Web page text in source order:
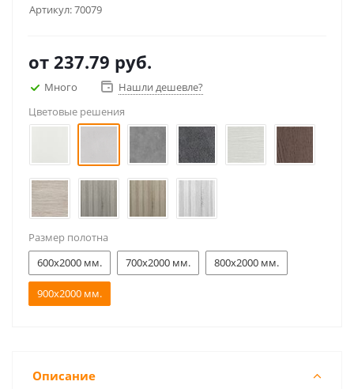
Артикул:70079
от 237.79 руб.
Много
Нашли дешевле?
Цветовые решения
Размер полотна
600x2000 мм.
700x2000 мм. 800x2000 мм.
900x2000 мм.
Описание